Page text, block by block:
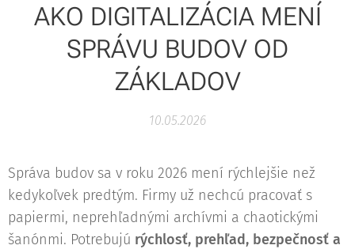
AKO DIGITALIZÁCIA MENÍ
SPRÁVU BUDOV OD
ZÁKLADOV
10.05.2026
Správa budov sa v roku 2026 mení rýchlejšie než
kedykoľvek predtým. Firmy už nechcú pracovať s
papiermi, neprehľadnými archívmi a chaotickými
šanónmi. Potrebujú rýchlosť, prehľad, bezpečnosť a